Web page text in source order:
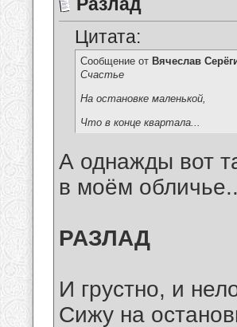
Цитата:
Сообщение от Вячеслав
Счастье
На остановке маленькой,
Что в конце квартала...
А однажды вот
в моём
РАЗЛАД
И грустно, и
Сижу на